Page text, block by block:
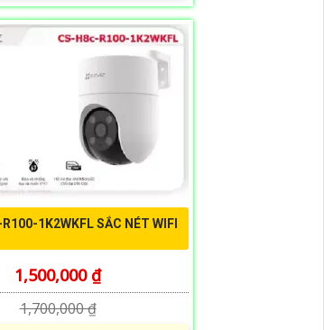
1K2WKFL SẮC NÉT WIFI
1,500,000 ₫
1,700,000 ₫